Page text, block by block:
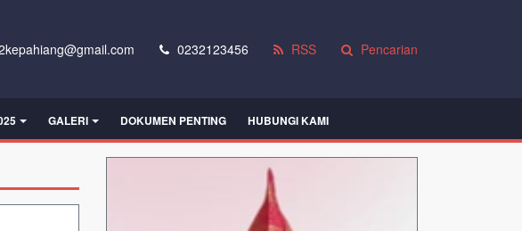
0232123456 RSS Pencarian
GALERI DOKUMEN PENTING HUBUNGI KAMI